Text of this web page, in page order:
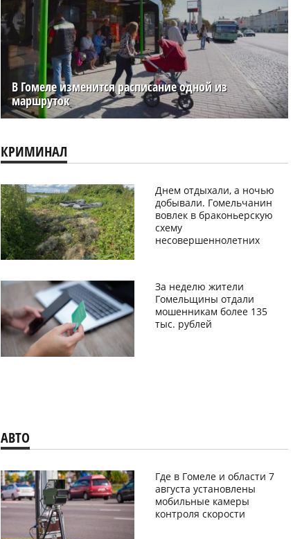
В Гомеле изменится расписание одной из
маршруток
КРИМИНАЛ
Днем отдыхали, а ночью
добывали. Гомельчанин
вовлек в браконьерскую
схему
несовершеннолетних
За неделю жители
Гомельщины отдали
мошенникам более 135
тыс. рублей
АВТО
Где в Гомеле и области 7
августа установлены
мобильные камеры
контроля скорости